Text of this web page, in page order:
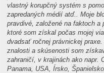
vlastný korupčný systém s
zapredaných médií atď.. Moje
pravdivé, založené na faktoch a
ktoré som získal počas mojej
dvadsať ročnej právnickej
znalosti a skúsenosti som
zahraničí, v krajinách ako napr.
Panama, USA, Írsko,